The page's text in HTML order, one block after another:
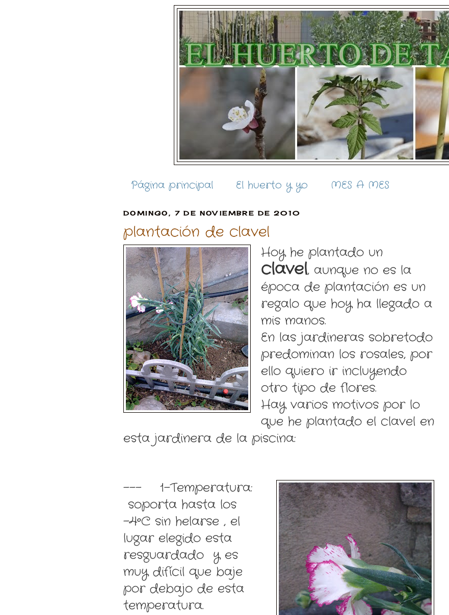
Página principal El huerto y yo MES A MES
DOMINGO, 7 DE NOVIEMBRE DE 2010
plantación de clavel
Hoy he plantado un
clavel, aunque no es la
época de plantación es un
regalo que hoy ha llegado a
mis manos.
En las jardineras sobretodo
predominan los rosales, por
ello quiero ir incluyendo
otro tipo de flores.
Hay varios motivos por lo
que he plantado el clavel en
esta jardinera de la piscina:
--- 1-Temperatura:
soporta hasta los
-4ºC sin helarse , el
lugar elegido esta
resguardado y es
muy difícil que baje
por debajo de esta
temperatura.